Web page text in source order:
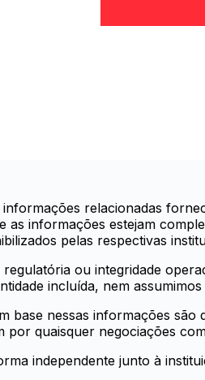
relacionadas
informações estejam
pelas respectivas
ou integridade
incluída, nem
base nessas informações
quaisquer negociações
independente junto à